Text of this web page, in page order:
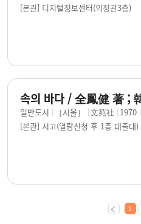
[본관] 디지털정보센터(의정관3층)
일반도서 ［서울］ 文苑社 1970
[본관] 서고(열람신청 후 1층 대출대)
1